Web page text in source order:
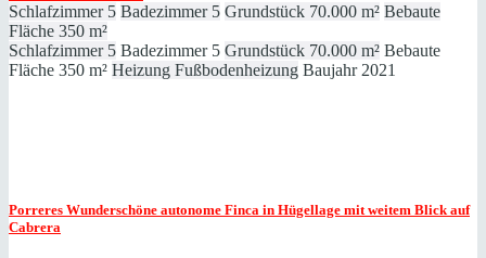
Schlafzimmer 5 Badezimmer 5 Grundstück 70.000 m² Bebaute
Fläche 350 m²
Schlafzimmer 5 Badezimmer 5 Grundstück 70.000 m² Bebaute
Fläche 350 m² Heizung Fußbodenheizung Baujahr 2021
Porreres Wunderschöne autonome Finca in Hügellage mit weitem Blick auf
Cabrera